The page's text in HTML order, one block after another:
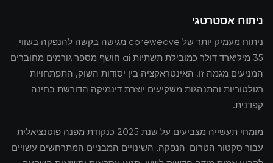
ניתוח אסטרטגי
ניתוח מעמיק יותר של coreweave מגישה בקשה להנפקה בשווי
35 מיליארד דולר כמובילת תשתיות ai חושף מספר גורמים מחוברים
המניעים מגמה זו. האינטראקציה בין יסודות השוק, התפתחויות
רגולטוריות והתנהגות משקיעים יוצרת דינמיקה הדורשת בחינה
קפדנית.
מומחי תעשייה מצביעים על שנת 2025 כנקודת מפנה פוטנציאלית
עבור סקטור הטרום-הנפקה. השינויים המבניים המתרחשים עשויים